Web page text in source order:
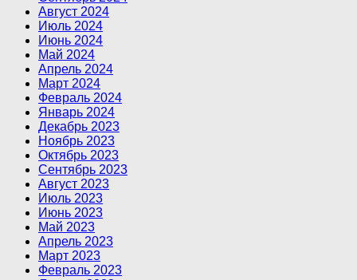
Август 2024
Июль 2024
Июнь 2024
Май 2024
Апрель 2024
Март 2024
Февраль 2024
Январь 2024
Декабрь 2023
Ноябрь 2023
Октябрь 2023
Сентябрь 2023
Август 2023
Июль 2023
Июнь 2023
Май 2023
Апрель 2023
Март 2023
Февраль 2023